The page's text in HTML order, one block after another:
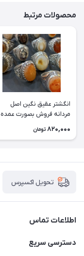
محصولات مرتبط
انگشتر عقیق نگین اصل
مردانه فروش بصورت عمده
3عدد هست فروش بصورت
820,000 تومان
تحویل اکسپرس
اطلاعات تماس
09124780957
دسترسی سریع